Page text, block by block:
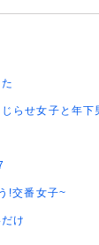
らせ女子と年下
!交番女子~
け